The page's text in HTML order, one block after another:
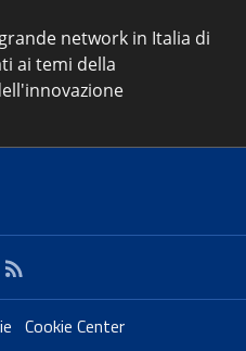
network in Italia di
ai temi della
Cookie Center